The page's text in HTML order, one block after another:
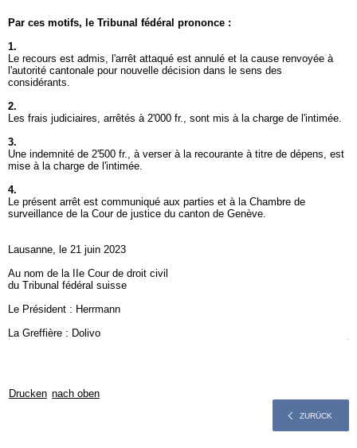
Par ces motifs, le Tribunal fédéral prononce :
1.
Le recours est admis, l'arrêt attaqué est annulé et la cause renvoyée à
l'autorité cantonale pour nouvelle décision dans le sens des
considérants.
2.
Les frais judiciaires, arrêtés à 2'000 fr., sont mis à la charge de l'intimée.
3.
Une indemnité de 2'500 fr., à verser à la recourante à titre de dépens, est
mise à la charge de l'intimée.
4.
Le présent arrêt est communiqué aux parties et à la Chambre de
surveillance de la Cour de justice du canton de Genève.
Lausanne, le 21 juin 2023
Au nom de la IIe Cour de droit civil
du Tribunal fédéral suisse
Le Président : Herrmann
La Greffière : Dolivo
Drucken nach oben
ZURÜCK